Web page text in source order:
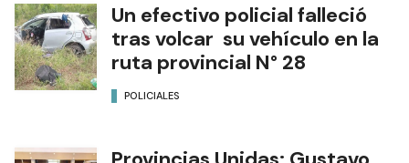
Un efectivo policial falleció
tras volcar su vehículo en la
ruta provincial N° 28
POLICIALES